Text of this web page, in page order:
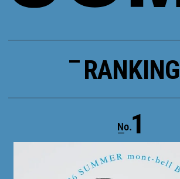
RANKING
1